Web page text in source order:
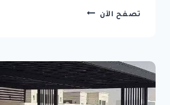
تصفح الآن محل
أفضل
الحلول
العصرية
لتركيب